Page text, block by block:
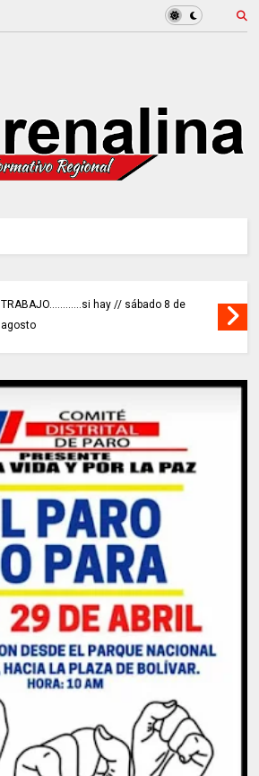
TRABAJO............si hay // sábado 8 de
agosto